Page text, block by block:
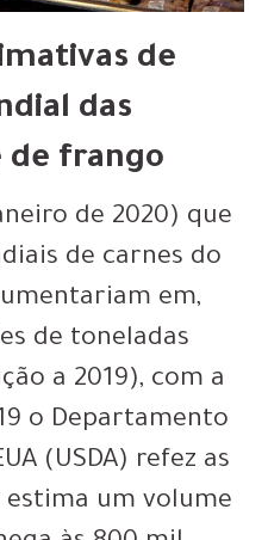
de
das
de frango
de 2020) que
de carnes do
em,
de toneladas
a 2019), com a
o Departamento
(USDA) refez as
estima um volume